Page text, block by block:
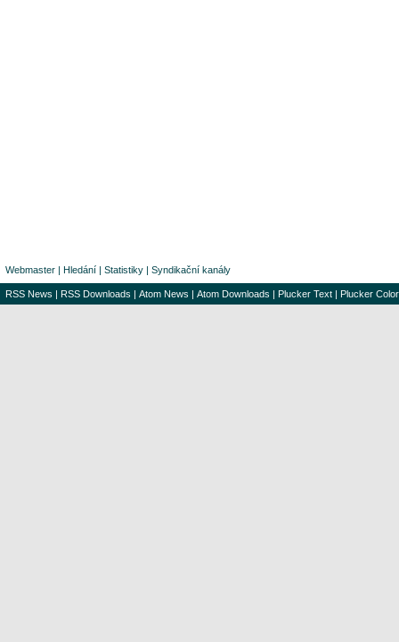
Webmaster | Hledání | Statistiky | Syndikační kanály
RSS News | RSS Downloads | Atom News | Atom Downloads | Plucker Text | Plucker Color